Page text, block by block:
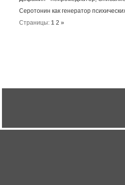
Серотонин как генератор
Страницы: 1 2 »